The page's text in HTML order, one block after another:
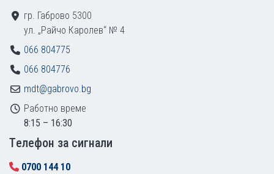
гр. Габрово 5300
ул. „Райчо Каролев“ № 4
066 804775
066 804776
mdt@gabrovo.bg
Работно време
8:15 – 16:30
Tелефон за сигнали
0700 144 10